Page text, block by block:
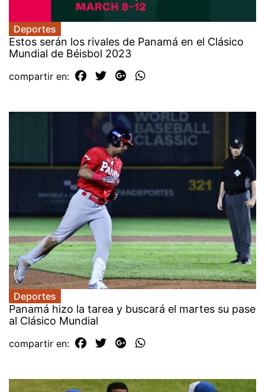
Deportes
Estos serán los rivales de Panamá en el Clásico
Mundial de Béisbol 2023
compartir en:
Deportes
Panamá hizo la tarea y buscará el martes su pase
al Clásico Mundial
compartir en: